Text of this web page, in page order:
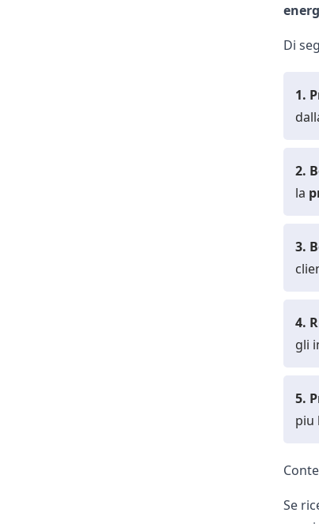
Di
1.
2.
la
3.
4.
gli
5.
piu
Se